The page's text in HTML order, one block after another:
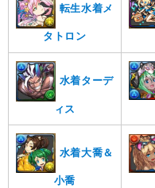
転生水着メ
タトロン
水着ターデ
ィス
水着大喬＆
小喬